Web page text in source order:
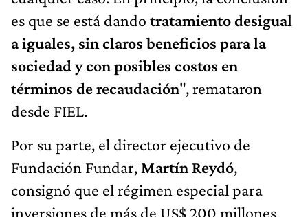
términos de recaudación
", remataron
desde FIEL.
Por su parte, el director ejecutivo de
Fundación Fundar,Martín Reydó,
consignó que el régimen especial para
inversiones de más de US$ 200 millones
"genera demasiados incentivos fiscales,
aduaneros y cambiarios que no son
necesarios". "Le estamos dando más cosas